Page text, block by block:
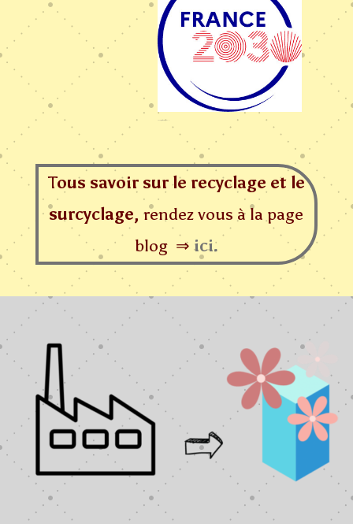
Tous savoir sur le recyclage et le
surcyclage, rendez vous à la page
blog ⇒ ici.